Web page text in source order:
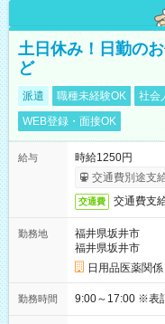
土日休み！日勤の
ど
派遣 職種未経験OK 社会
WEB登録・面接OK
給与
時給1250円
交通費別途支
交通費 交通費支
勤務地
福井県坂井市
福井県坂井市
日用品医薬関係
勤務時間 9:00～